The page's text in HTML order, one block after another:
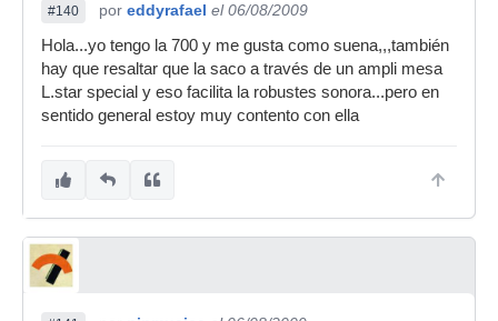
#140 por eddyrafael el 06/08/2009
Hola...yo tengo la 700 y me gusta como suena,,,también
hay que resaltar que la saco a través de un ampli mesa
L.star special y eso facilita la robustes sonora...pero en
sentido general estoy muy contento con ella